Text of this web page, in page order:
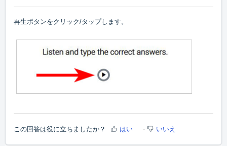
再生ボタンをクリック/タップします。
この回答は役に立ちましたか？ はい いいえ